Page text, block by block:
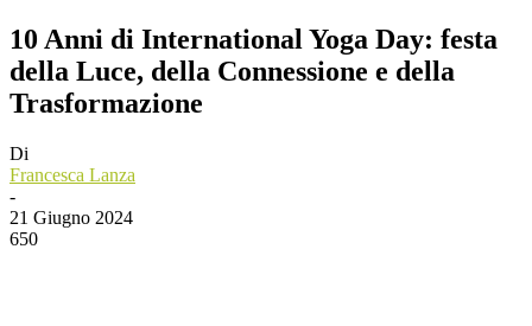
10 Anni di International Yoga Day: festa
della Luce, della Connessione e della
Trasformazione
Di
Francesca Lanza
-
21 Giugno 2024
650